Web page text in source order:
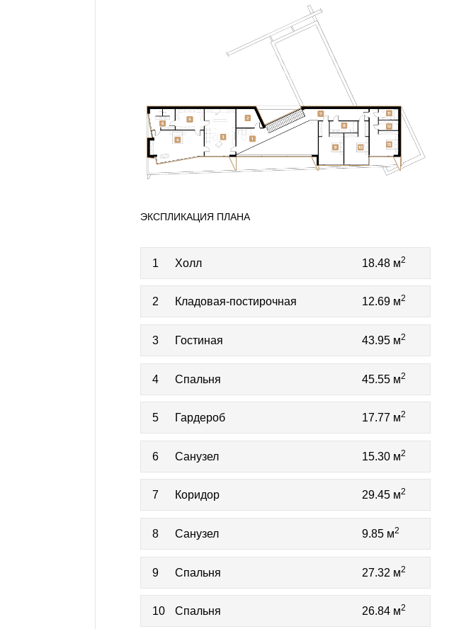
ЭКСПЛИКАЦИЯ ПЛАНА
1 Холл 18.48 м2
2 Кладовая-постирочная 12.69 м2
3 Гостиная 43.95 м2
4 Спальня 45.55 м2
5 Гардероб 17.77 м2
6 Санузел 15.30 м2
7 Коридор 29.45 м2
8 Санузел 9.85 м2
9 Спальня 27.32 м2
10 Спальня 26.84 м2